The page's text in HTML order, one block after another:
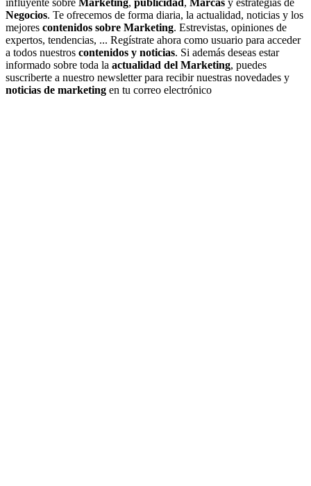
influyente sobre Marketing, publicidad , Marcas y estrategias de
Negocios. Te ofrecemos de forma diaria, la actualidad, noticias y los
mejores contenidos sobre Marketing. Estrevistas, opiniones de
expertos, tendencias, ... Regístrate ahora como usuario para acceder
a todos nuestros contenidos y noticias. Si además deseas estar
informado sobre toda la actualidad del Marketing, puedes
suscriberte a nuestro newsletter para recibir nuestras novedades y
noticias de marketing en tu correo electrónico